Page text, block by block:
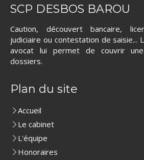
SCP DESBOS BAROU
Caution, découvert bancaire,
judiciaire ou contestation de saisie...
avocat lui permet de couvrir
dossiers.
Plan du site
Accueil
Le cabinet
L'équipe
Honoraires